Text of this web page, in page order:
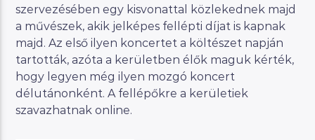
szervezésében egy kisvonattal közlekednek majd
a művészek, akik jelképes fellépti díjat is kapnak
majd. Az első ilyen koncertet a költészet napján
tartották, azóta a kerületben élők maguk kérték,
hogy legyen még ilyen mozgó koncert
délutánonként. A fellépőkre a kerületiek
szavazhatnak online.